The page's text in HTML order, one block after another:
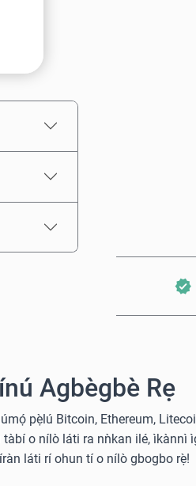
Agbègbè Rẹ
pẹ̀lú Bitcoin, Ethereum,
o nílò láti ra nǹkan ilé, ìkànnì
láti rí ohun tí o nílò gbogbo rẹ̀!